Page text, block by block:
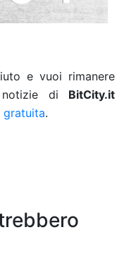
e vuoi rimanere
di BitCity.it
gratuita.